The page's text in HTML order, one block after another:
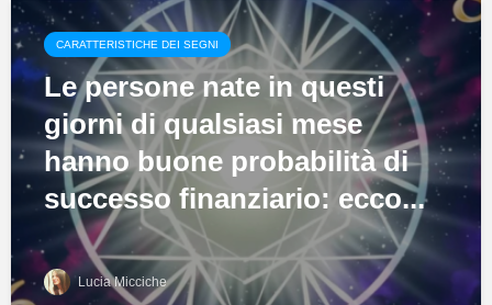
CARATTERISTICHE DEI SEGNI
Le persone nate in questi
giorni di qualsiasi mese
hanno buone probabilità di
successo finanziario: ecco...
Lucia Micciche